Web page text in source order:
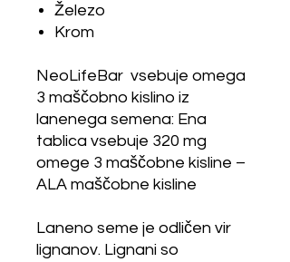
Železo
Krom
NeoLifeBar vsebuje omega
3 maščobno kislino iz
lanenega semena: Ena
tablica vsebuje 320 mg
omege 3 maščobne kisline –
ALA maščobne kisline
Laneno seme je odličen vir
lignanov. Lignani so